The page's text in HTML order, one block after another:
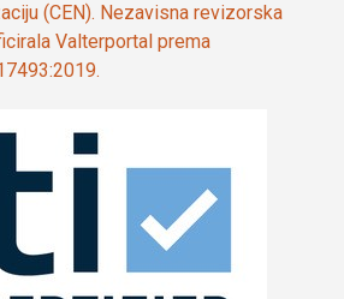
(CEN). Nezavisna revizorska
Valterportal prema